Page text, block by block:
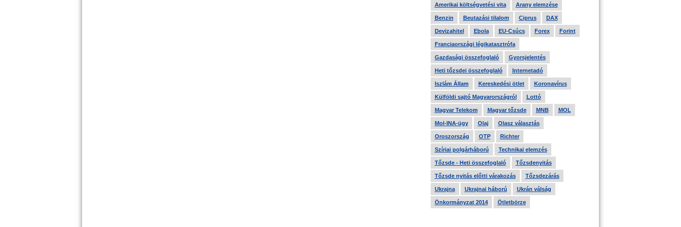
Amerikai költségvetési vita Arany elemzése
Benzin Beutazási tilalom Ciprus DAX
Devizahitel Ebola EU-Csúcs Forex Forint
Franciaországi légikatasztrófa
Gazdasági összefoglaló Gyorsjelentés
Heti tőzsdei összefoglaló Internetadó
Iszlám Állam Kereskedési ötlet Koronavírus
Külföldi sajtó Magyarországról Lottó
Magyar Telekom Magyar tőzsde MNB MOL
Mol-INA-ügy Olaj Olasz választás
Oroszország OTP Richter
Szíriai polgárháború Technikai elemzés
Tőzsde - Heti összefoglaló Tőzsdenyitás
Tőzsde nyitás előtti várakozás Tőzsdezárás
Ukrajna Ukrajnai háború Ukrán válság
Önkormányzat 2014 Ötletbörze